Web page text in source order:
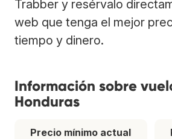
Trabber y resérvalo
web que tenga el mejor
tiempo y dinero.
Información sobre
Honduras
Precio mínimo actual